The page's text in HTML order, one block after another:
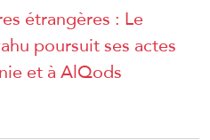
étrangères : Le
poursuit ses actes
et à AlQods